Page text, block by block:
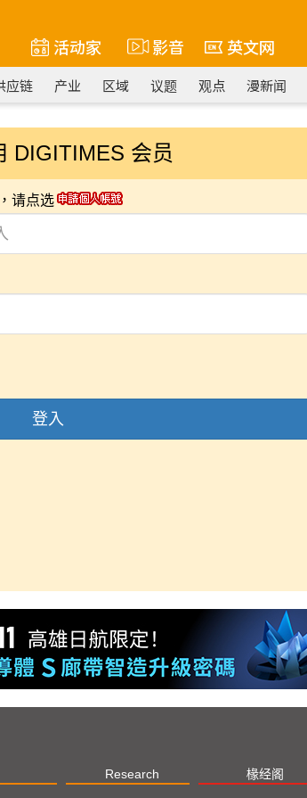
活动家 影音 英文网
应链 产业 区域 议题 观点 漫新闻
DIGITIMES 会员
请点选
登入
Research 椽经阁